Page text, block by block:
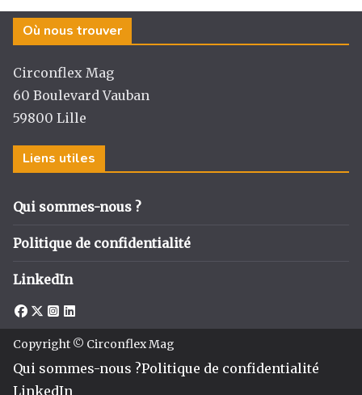
Où nous trouver
Circonflex Mag
60 Boulevard Vauban
59800 Lille
Liens utiles
Qui sommes-nous ?
Politique de confidentialité
LinkedIn
Copyright © Circonflex Mag
Qui sommes-nous ?Politique de confidentialité
LinkedIn